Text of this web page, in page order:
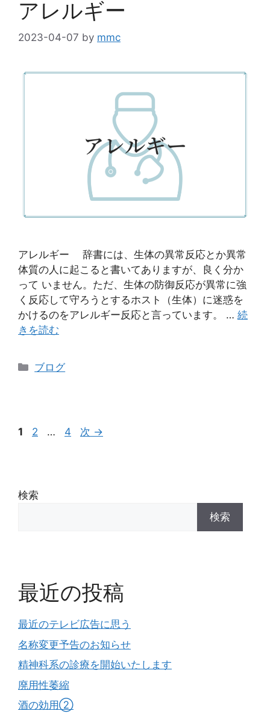
アレルギー
2023-04-07 by mmc
アレルギー 辞書には、生体の異常反応とか異常
体質の人に起こると書いてありますが、良く分か
って いません。ただ、生体の防御反応が異常に強
く反応して守ろうとするホスト（生体）に迷惑を
かけるのをアレルギー反応と言っています。 … 続
きを読む
ブログ
1 2 … 4 次 →
検索
検索
最近の投稿
最近のテレビ広告に思う
名称変更予告のお知らせ
精神科系の診療を開始いたします
廃用性萎縮
酒の効用②